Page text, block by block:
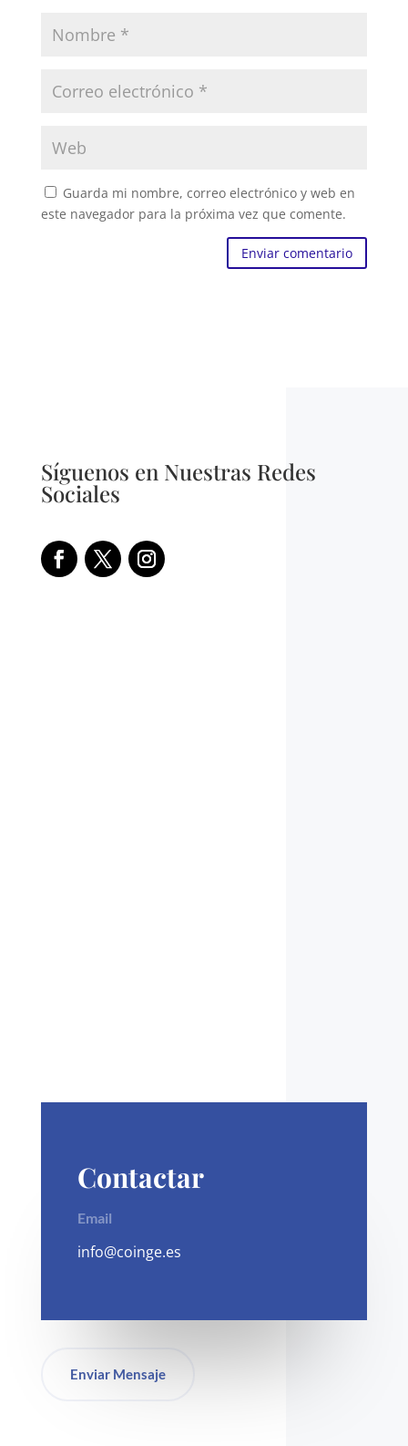
Guarda mi nombre, correo electrónico y web en
este navegador para la próxima vez que comente.
Enviar comentario
Síguenos en Nuestras Redes
Sociales
Contactar
Email
info@coinge.es
Enviar Mensaje